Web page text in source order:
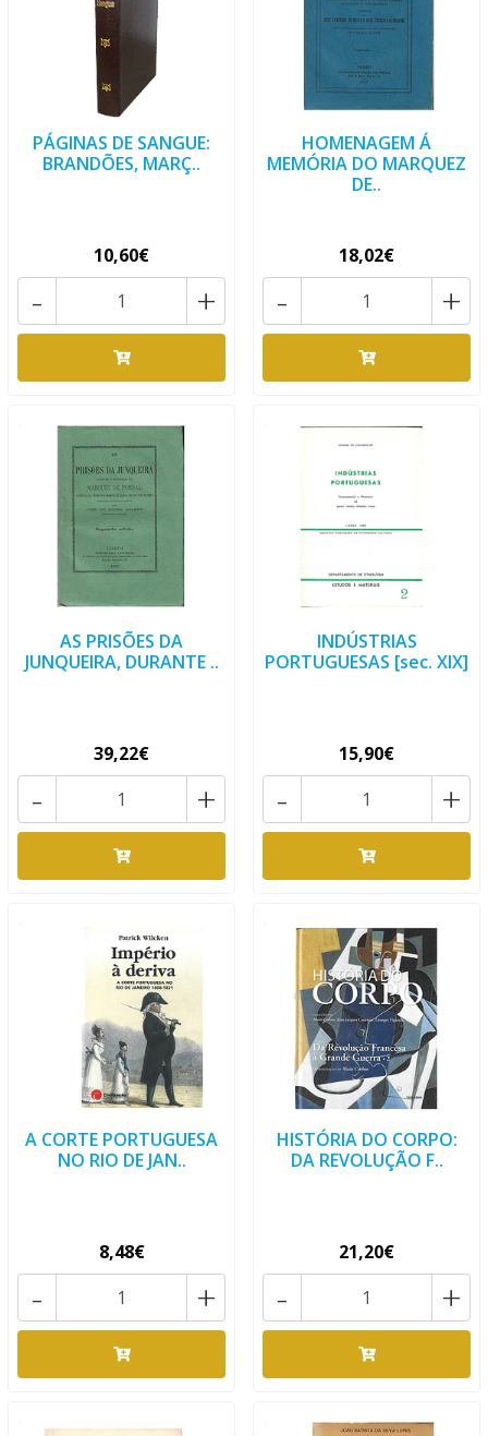
PÁGINAS DE SANGUE:
BRANDÕES, MARÇ..
10,60€
+
-
HOMENAGEM Á
MEMÓRIA DO MARQUEZ
DE..
18,02€
+
-
AS PRISÕES DA
JUNQUEIRA, DURANTE ..
39,22€
+
-
INDÚSTRIAS
PORTUGUESAS [sec. XIX]
15,90€
+
-
A CORTE PORTUGUESA
NO RIO DE JAN..
8,48€
+
-
HISTÓRIA DO CORPO:
DA REVOLUÇÃO F..
21,20€
+
-